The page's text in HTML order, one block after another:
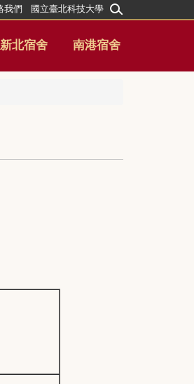
新北宿舍 南港宿舍
我們 國立臺北科技大學